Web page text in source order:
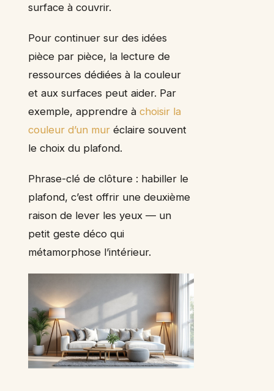
surface à couvrir.
Pour continuer sur des idées
pièce par pièce, la lecture de
ressources dédiées à la couleur
et aux surfaces peut aider. Par
exemple, apprendre à choisir la
couleur d’un mur éclaire souvent
le choix du plafond.
Phrase-clé de clôture : habiller le
plafond, c’est offrir une deuxième
raison de lever les yeux — un
petit geste déco qui
métamorphose l’intérieur.